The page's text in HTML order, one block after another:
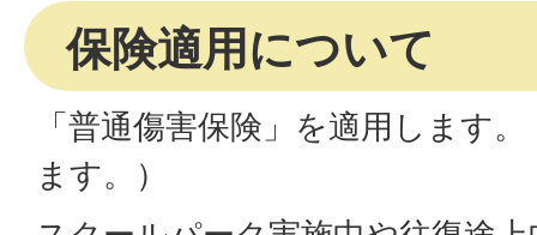
保険適用について
「普通傷害保険」を適用します
ます。）